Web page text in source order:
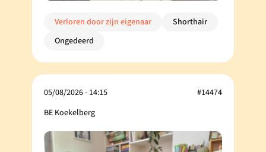
Verloren door zijn eigenaar
Shorthair
Ongedeerd
05/08/2026 - 14:15
BE Koekelberg
#14474